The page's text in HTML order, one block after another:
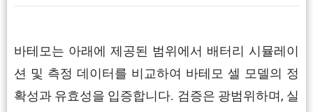
바테모는 아래에 제공된 범위에서 배터리 시뮬레이
션 및 측정 데이터를 비교하여 바테모 셀 모델의 정
확성과 유효성을 입증합니다. 검증은 광범위하며, 실